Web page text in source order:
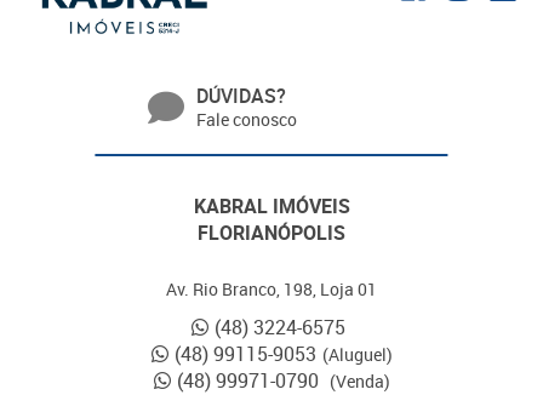
DÚVIDAS?
Fale conosco
KABRAL IMÓVEIS
FLORIANÓPOLIS
Av. Rio Branco, 198, Loja 01
(48) 3224-6575
(48) 99115-9053 (Aluguel)
(48) 99971-0790 (Venda)